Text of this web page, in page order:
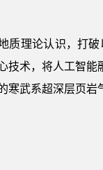
质理论认识，打
技术，将人工智
寒武系超深层页岩